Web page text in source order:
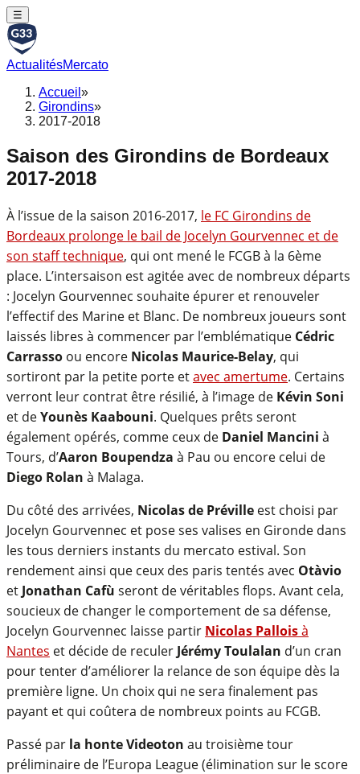
☰
ActualitésMercato
Accueil »
Girondins»
2017-2018
Saison des Girondins de Bordeaux
2017-2018
À l’issue de la saison 2016-2017, le FC Girondins de
Bordeaux prolonge le bail de Jocelyn Gourvennec et de
son staff technique, qui ont mené le FCGB à la 6ème
place. L’intersaison est agitée avec de nombreux départs
: Jocelyn Gourvennec souhaite épurer et renouveler
l’effectif des Marine et Blanc. De nombreux joueurs sont
laissés libres à commencer par l’emblématique Cédric
Carrasso ou encore Nicolas Maurice-Belay, qui
sortiront par la petite porte etavec amertume. Certains
verront leur contrat être résilié, à l’image de Kévin Soni
et deYounès Kaabouni. Quelques prêts seront
également opérés, comme ceux de Daniel Mancini à
Tours, d’Aaron Boupendza à Pau ou encore celui de
Diego Rolan à Malaga.
Du côté des arrivées, Nicolas de Préville est choisi par
Jocelyn Gourvennec et pose ses valises en Gironde dans
les tous derniers instants du mercato estival. Son
rendement ainsi que ceux des paris tentés avec Otàvio
et Jonathan Cafù seront de véritables flops. Avant cela,
soucieux de changer le comportement de sa défense,
Jocelyn Gourvennec laisse partir Nicolas Palloisà
Nantes et décide de reculer Jérémy Toulalan d’un cran
pour tenter d’améliorer la relance de son équipe dès la
première ligne. Un choix qui ne sera finalement pas
payant et qui coûtera de nombreux points au FCGB.
Passé par la honte Videoton au troisième tour
préliminaire de l’Europa League (élimination sur le score